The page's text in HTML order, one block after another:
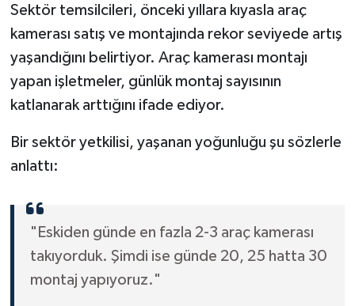
Sektör temsilcileri, önceki yıllara kıyasla araç
kamerası satış ve montajında rekor seviyede artış
yaşandığını belirtiyor. Araç kamerası montajı
yapan işletmeler, günlük montaj sayısının
katlanarak arttığını ifade ediyor.
Bir sektör yetkilisi, yaşanan yoğunluğu şu sözlerle
anlattı:
"Eskiden günde en fazla 2-3 araç kamerası
takıyorduk. Şimdi ise günde 20, 25 hatta 30
montaj yapıyoruz."